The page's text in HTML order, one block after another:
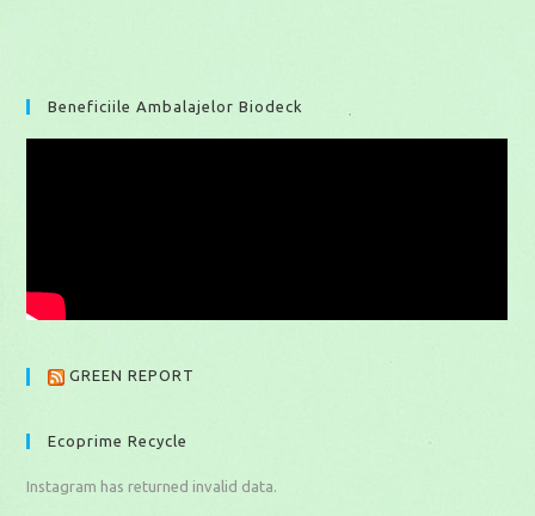
Beneficiile Ambalajelor Biodeck
GREEN REPORT
Ecoprime Recycle
Instagram has returned invalid data.